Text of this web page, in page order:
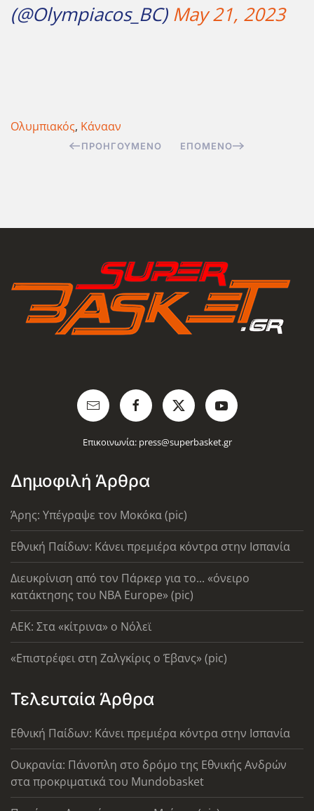
(@Olympiacos_BC) May 21, 2023
Ολυμπιακός, Κάνααν
ΠΡΟΗΓΟΎΜΕΝΟ ΕΠΌΜΕΝΟ
Επικοινωνία: press@superbasket.gr
Δημοφιλή Άρθρα
Άρης: Υπέγραψε τον Μοκόκα (pic)
Εθνική Παίδων: Κάνει πρεμιέρα κόντρα στην Ισπανία
Διευκρίνιση από τον Πάρκερ για το... «όνειρο
κατάκτησης του ΝΒΑ Europe» (pic)
AEK: Στα «κίτρινα» ο Νόλεϊ
«Επιστρέφει στη Ζαλγκίρις ο Έβανς» (pic)
Τελευταία Άρθρα
Εθνική Παίδων: Κάνει πρεμιέρα κόντρα στην Ισπανία
Ουκρανία: Πάνοπλη στο δρόμο της Εθνικής Ανδρών
στα προκριματικά του Mundobasket